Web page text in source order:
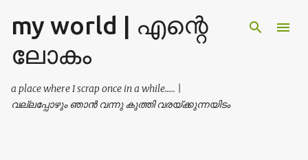
Skip to main content
my world | എന്റെ
ലോകം
a place where I scrap once in a while..... |
വല്ലപ്പോഴും ഞാൻ വന്നു കുത്തി വരയ്ക്കുന്നയിടം